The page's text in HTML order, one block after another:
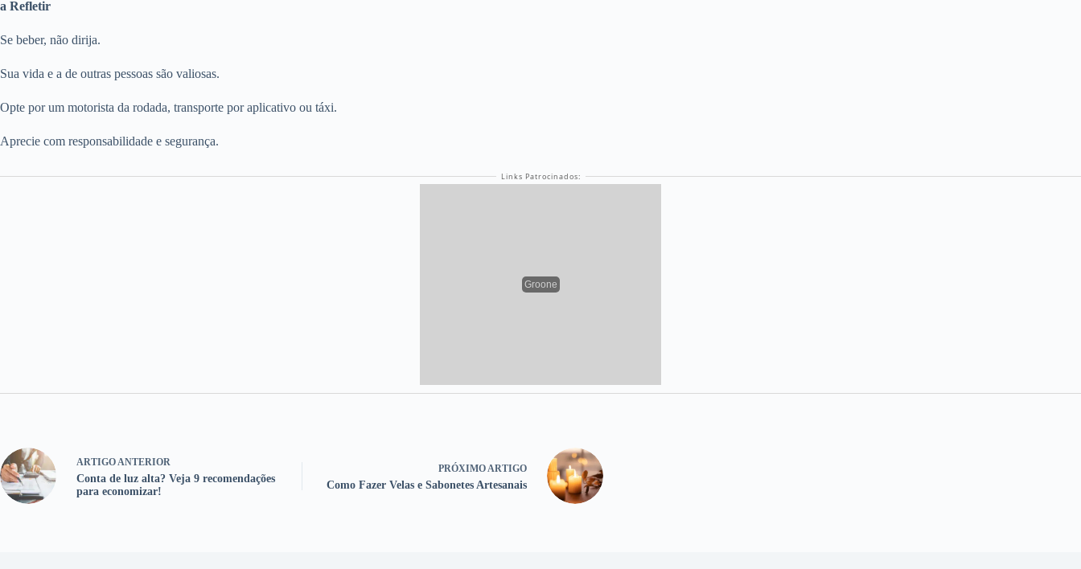
a Refletir
Se beber, não dirija.
Sua vida e a de outras pessoas são valiosas.
Opte por um motorista da rodada, transporte por aplicativo ou táxi.
Aprecie com responsabilidade e segurança.